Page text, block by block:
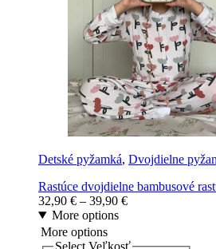
Detské pyžamká, Dvojdielne
Rastúce dvojdielne bambusové
32,90 € – 39,90 €
More options
More options
Select Veľkosť